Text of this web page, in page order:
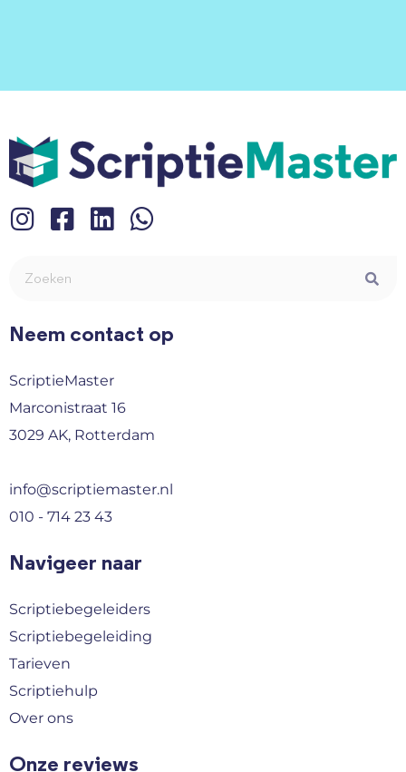
Neem contact op
ScriptieMaster
Marconistraat 16
3029 AK, Rotterdam
info@scriptiemaster.nl
010 - 714 23 43
Navigeer naar
Scriptiebegeleiders
Scriptiebegeleiding
Tarieven
Scriptiehulp
Over ons
Onze reviews